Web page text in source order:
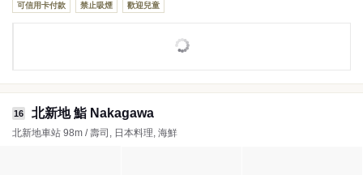
可信用卡付款 禁止吸煙 歡迎兒童
16 北新地 鮨 Nakagawa
北新地車站 98m / 壽司, 日本料理, 海鮮